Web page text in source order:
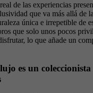
de las experiencias
que va más allá de
única e irrepetible de
que solo unos pocos
lo que añade un
es un